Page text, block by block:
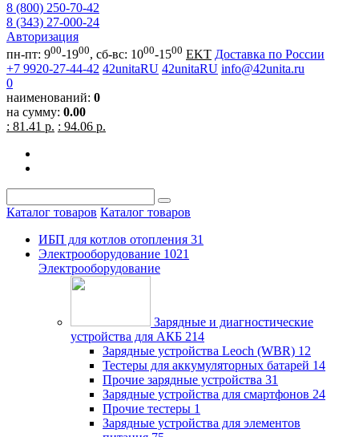
8 (800) 250-70-42
8 (343) 27-000-24
Авторизация
пн-пт: 900-1900, сб-вс: 1000-1500 EKT Доставка по России
+7 9920-27-44-42 42unitaRU 42unitaRU info@42unita.ru
0
наименований: 0
на сумму: 0.00
: 81.41 р. : 94.06 р.
Каталог товаров Каталог товаров
ИБП для котлов отопления 31
Электрооборудование 1021
Электрооборудование
Зарядные и диагностические
устройства для АКБ 214
Зарядные устройства Leoch (WBR) 12
Тестеры для аккумуляторных батарей 14
Прочие зарядные устройства 31
Зарядные устройства для смартфонов 24
Прочие тестеры 1
Зарядные устройства для элементов